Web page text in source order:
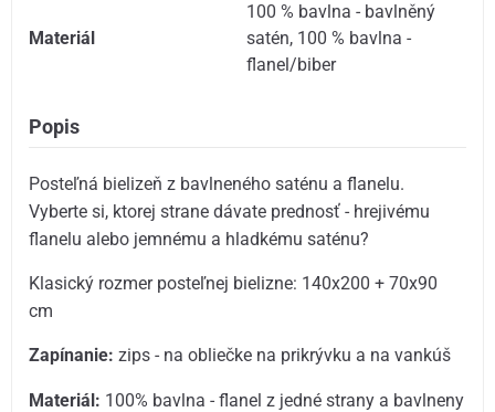
Materiál
100 % bavlna - bavlněný
satén, 100 % bavlna -
flanel/biber
Popis
Posteľná bielizeň z bavlneného saténu a flanelu.
Vyberte si, ktorej strane dávate prednosť - hrejivému
flanelu alebo jemnému a hladkému saténu?
Klasický rozmer posteľnej bielizne: 140x200 + 70x90
cm
Zapínanie: zips - na obliečke na prikrývku a na vankúš
Materiál: 100% bavlna - flanel z jedné strany a bavlneny